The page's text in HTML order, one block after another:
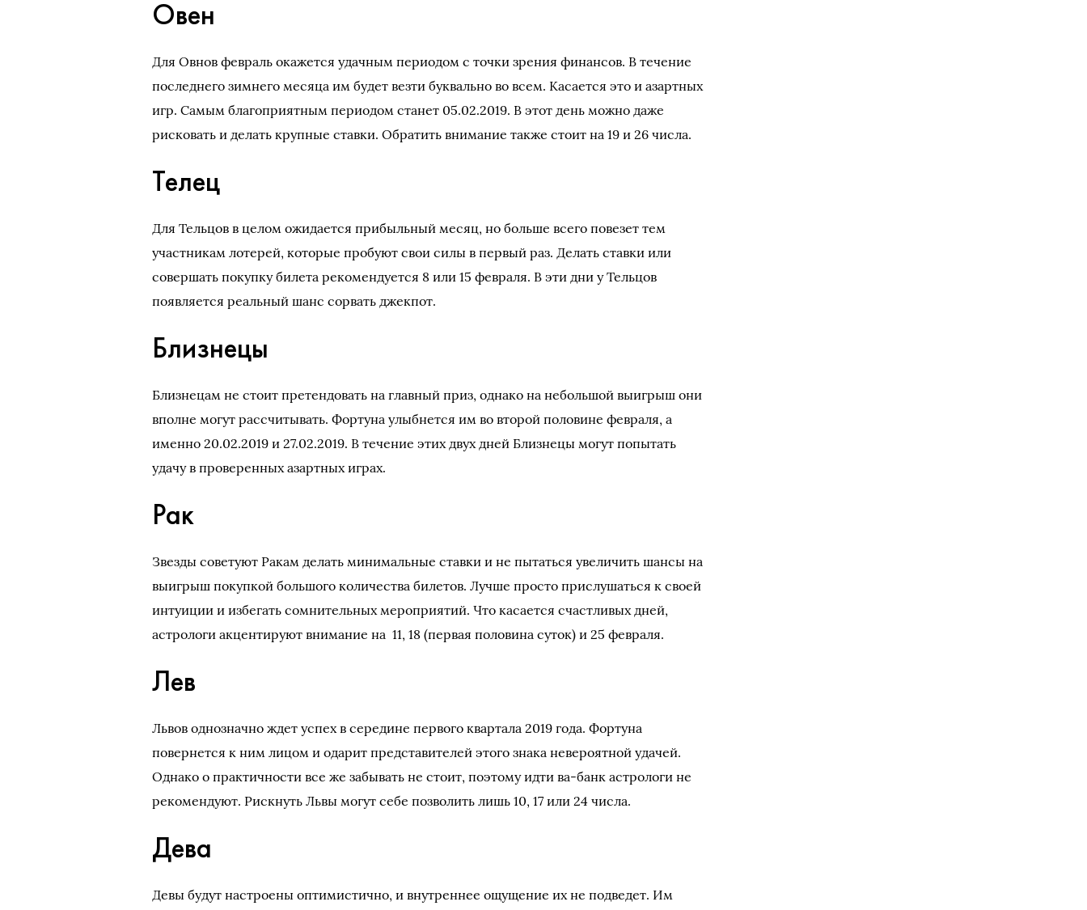
Овен
Для Овнов февраль окажется удачным периодом с точки зрения финансов. В течение
последнего зимнего месяца им будет везти буквально во всем. Касается это и азартных
игр. Самым благоприятным периодом станет 05.02.2019. В этот день можно даже
рисковать и делать крупные ставки. Обратить внимание также стоит на 19 и 26 числа.
Телец
Для Тельцов в целом ожидается прибыльный месяц, но больше всего повезет тем
участникам лотерей, которые пробуют свои силы в первый раз. Делать ставки или
совершать покупку билета рекомендуется 8 или 15 февраля. В эти дни у Тельцов
появляется реальный шанс сорвать джекпот.
Близнецы
Близнецам не стоит претендовать на главный приз, однако на небольшой выигрыш они
вполне могут рассчитывать. Фортуна улыбнется им во второй половине февраля, а
именно 20.02.2019 и 27.02.2019. В течение этих двух дней Близнецы могут попытать
удачу в проверенных азартных играх.
Рак
Звезды советуют Ракам делать минимальные ставки и не пытаться увеличить шансы на
выигрыш покупкой большого количества билетов. Лучше просто прислушаться к своей
интуиции и избегать сомнительных мероприятий. Что касается счастливых дней,
астрологи акцентируют внимание на 11, 18 (первая половина суток) и 25 февраля.
Лев
Львов однозначно ждет успех в середине первого квартала 2019 года. Фортуна
повернется к ним лицом и одарит представителей этого знака невероятной удачей.
Однако о практичности все же забывать не стоит, поэтому идти ва-банк астрологи не
рекомендуют. Рискнуть Львы могут себе позволить лишь 10, 17 или 24 числа.
Дева
Девы будут настроены оптимистично, и внутреннее ощущение их не подведет. Им